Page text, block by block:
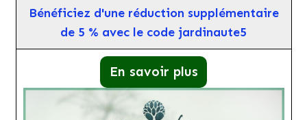
Bénéficiez d'une réduction supplémentaire
de 5 % avec le code jardinaute5
En savoir plus